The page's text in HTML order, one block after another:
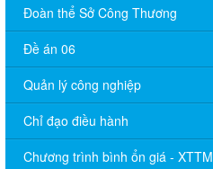
Đoàn thể Sở Công Thương
Đề án 06
Quản lý công nghiệp
Chỉ đạo điều hành
Chương trình bình ổn giá - XTTM